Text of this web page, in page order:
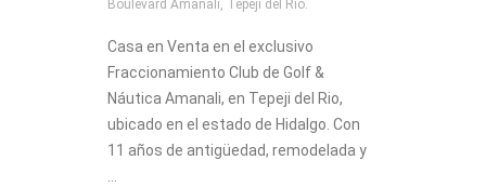
Boulevard Amanali, Tepeji del Río.
Casa en Venta en el exclusivo
Fraccionamiento Club de Golf &
Náutica Amanali, en Tepeji del Rio,
ubicado en el estado de Hidalgo. Con
11 años de antigüedad, remodelada y
…